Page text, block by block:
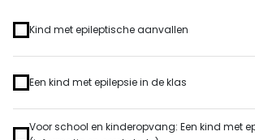
Kind met epileptische aanvallen
Een kind met epilepsie in de klas
Voor school en kinderopvang: Een kind met